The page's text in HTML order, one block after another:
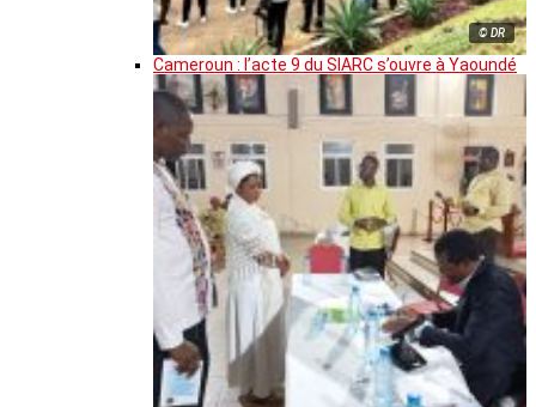
© DR
Cameroun : l’acte 9 du SIARC s’ouvre à Yaoundé